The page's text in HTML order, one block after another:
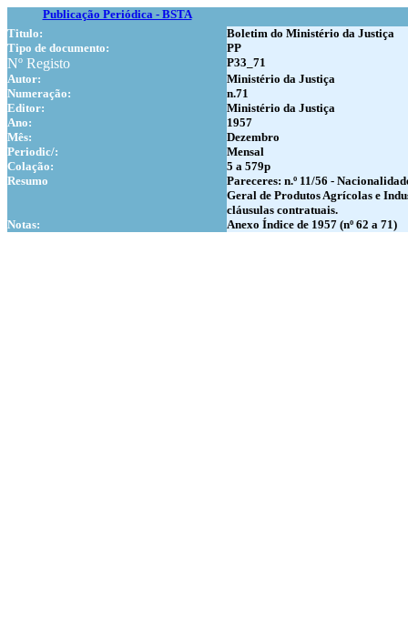
Publicação Periódica - BSTA
Titulo:
Boletim do Ministério da Justiça
Tipo de documento:
PP
Nº Registo
P33_71
Autor:
Ministério da Justiça
Numeração:
n.71
Editor:
Ministério da Justiça
Ano:
1957
Mês:
Dezembro
Periodic/:
Mensal
Colação:
5 a 579p
Resumo
Pareceres: n.º 11/56 -
Geral de Produtos Agrícolas e
cláusulas contratuais.
Notas:
Anexo Índice de 1957 (nº 62 a 71)